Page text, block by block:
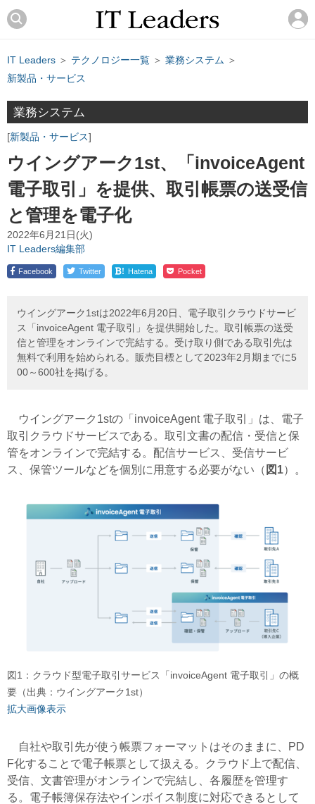
IT Leaders ＞ テクノロジー一覧 ＞ 業務システム ＞
新製品・サービス
業務システム
新製品・サービス
ウイングアーク1st、「invoiceAgent
電子取引」を提供、取引帳票の送受信
と管理を電子化
2022年6月21日(火)
IT Leaders編集部
Facebook Twitter ! Hatena Pocket
ウイングアーク1stは2022年6月20日、電子取引クラウドサービ
ス「invoiceAgent 電子取引」を提供開始した。取引帳票の送受
信と管理をオンラインで完結する。受け取り側である取引先は
無料で利用を始められる。販売目標として2023年2月期までに5
00～600社を掲げる。
ウイングアーク1stの「invoiceAgent 電子取引」は、電子
取引クラウドサービスである。取引文書の配信・受信と保
管をオンラインで完結する。配信サービス、受信サービ
ス、保管ツールなどを個別に用意する必要がない（ 図1）。
図1：クラウド型電子取引サービス「invoiceAgent 電子取引」の概
要（出典：ウイングアーク1st）
拡大画像表示
自社や取引先が使う帳票フォーマットはそのままに、PD
F化することで電子帳票として扱える。クラウド上で配信、
受信、文書管理がオンラインで完結し、各履歴を管理す
る。電子帳簿保存法やインボイス制度に対応できるとして